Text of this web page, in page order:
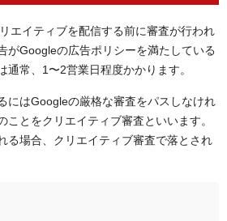
エイティブを配信する前に審査が行われ
がGoogleの広告ポリシーを満たしている
通常、1〜2営業日程度かかります。
にはGoogleの厳格な審査をパスしなけれ
ことをクリエイティブ審査といいます。
る場合、クリエイティブ審査で落とされ